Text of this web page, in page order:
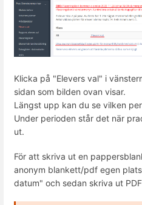
Klicka på "Elevers val" i
sidan som bilden ovan visar.
Längst upp kan du se vilken
Under perioden står det när
ut.
För att skriva ut en
anonym blankett/pdf egen
datum" och sedan skriva ut